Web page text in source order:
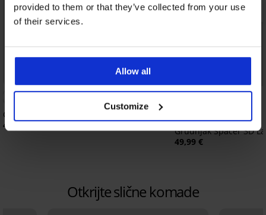
provided to them or that they’ve collected from your use
of their services.
Allow all
Customize
5
Grudnjak Spacer Delicate Flower
41,99 €
Grudnjak Spacer 3D
49,99 €
Otkrijte slične komade